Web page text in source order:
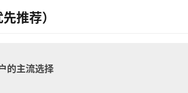
推荐）
的主流选择